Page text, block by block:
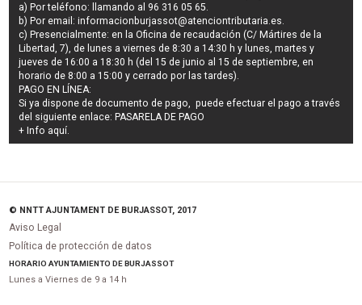
a) Por teléfono: llamando al 96 316 05 65.
b) Por email:informacionburjassot@atenciontributaria.es.
c) Presencialmente: en la Oficina de recaudación (C/ Mártires de la
Libertad, 7), de lunes a viernes de 8:30 a 14:30 h y lunes, martes y
jueves de 16:00 a 18:30 h (del 15 de junio al 15 de septiembre, en
horario de 8:00 a 15:00 y cerrado por las tardes).
PAGO EN LÍNEA:
Si ya dispone de documento de pago, puede efectuar el pago a través
del siguiente enlace:PASARELA DE PAGO
+ Info aquí.
© NNTT AJUNTAMENT DE BURJASSOT, 2017
Aviso Legal
Política de protección de datos
HORARIO AYUNTAMIENTO DE BURJASSOT
Lunes a Viernes de 9 a 14 h